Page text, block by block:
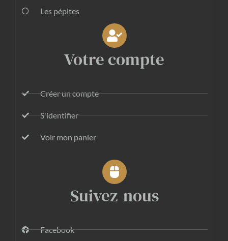
Les pépites
Votre compte
Créer un compte
S'identifier
Voir mon panier
Suivez-nous
Facebook